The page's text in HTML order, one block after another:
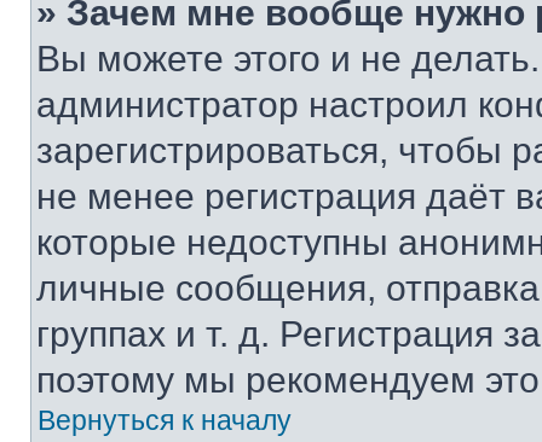
» Зачем мне вообще нужно
Вы можете этого и не
администратор настроил
зарегистрироваться, чтобы
не менее регистрация даёт
которые недоступны
личные сообщения,
группах и т. д. Регистрация
поэтому мы рекомендуем
Вернуться к началу